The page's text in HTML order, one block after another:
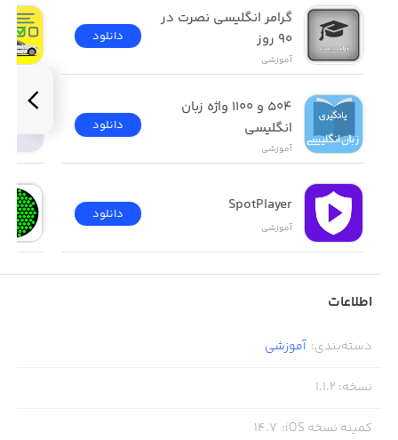
٩٠ روز
آموزشی
دانلود
انگلیسی
آموزشی
دانلود
SpotPlayer
آموزشی
دانلود
اطلاعات
دسته‌بندی: آموزشی
نسخه:
1.1.2
کمینه نسخه iOS :
14.7